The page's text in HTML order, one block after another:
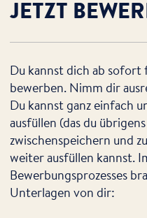
JETZT
Du kannst dich ab sofort
bewerben. Nimm dir
Du kannst ganz einfach
ausfüllen (das du
zwischenspeichern und
weiter ausfüllen kannst.
Bewerbungsprozesses
Unterlagen von dir: